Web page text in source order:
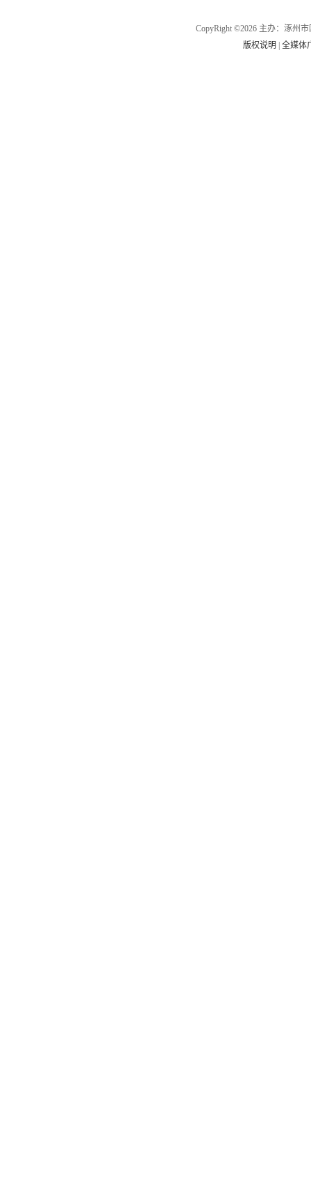
CopyRight ©2026 主办：涿州
版权说明
|全媒体